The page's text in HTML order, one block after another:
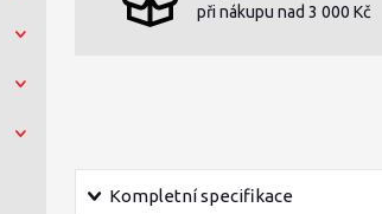
při nákupu nad 3 000 Kč
Kompletní specifikace